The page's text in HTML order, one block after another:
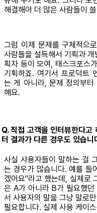
해결해야 더 많은 사람들이
그럼 이제 문제를 구체적으
사람들을 설득해서 기획과
획자 등이 모여, 태스크포스
기획하죠. 여기서 프로덕트
는 게 아니라, 문제 정의부
해요.
Q. 직접 고객을 인터뷰한다고
터 결과가 다른 경우도 있습
사실 사용자들이 말하는 걸
는 경우가 많습니다. 예를 들
겠어요"라고 했는데, 실제로
은 A가 아니라 B가 필요했
서 사용자의 말을 그냥 말로
필요합니다. 실제 사용 케이